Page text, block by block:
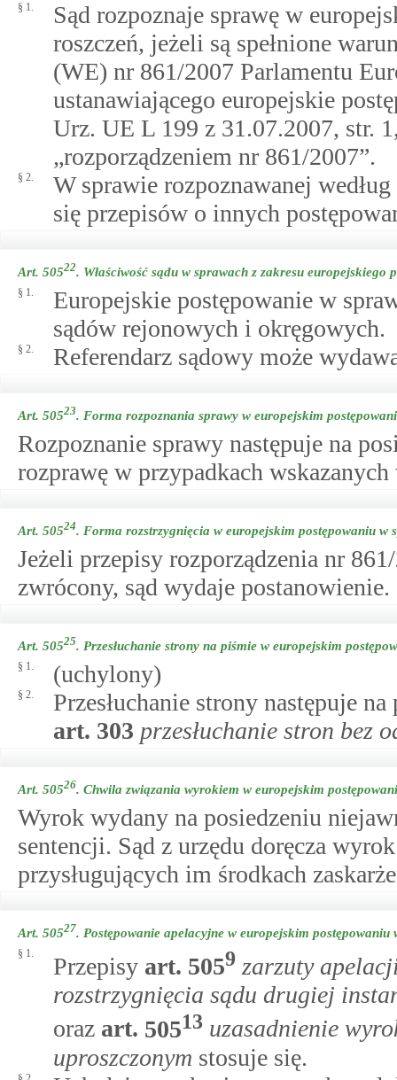
§ 1.
Sąd rozpoznaje sprawę w
roszczeń, jeżeli są spełnione
(WE) nr 861/2007 Parlamentu
ustanawiającego europejskie
Urz. UE L 199 z 31.07.2007, str.
„rozporządzeniem nr 861/2007”.
§ 2.
W sprawie rozpoznawanej
się przepisów o innych
Art. 50522. Właściwość sądu w sprawach z zakresu
§ 1.
Europejskie postępowanie w
sądów rejonowych i okręgowych.
§ 2. Referendarz sądowy może
Art. 50523. Forma rozpoznania sprawy w europejskim
Rozpoznanie sprawy następuje na
rozprawę w przypadkach
Art. 50524. Forma rozstrzygnięcia w europejskim postępowaniu w
Jeżeli przepisy rozporządzenia nr
zwrócony, sąd wydaje postanowienie.
Art. 50525. Przesłuchanie strony na piśmie w europejskim
§ 1. (uchylony)
§ 2.
Przesłuchanie strony następuje
art. 303 przesłuchanie stron bez
Art. 50526. Chwila związania wyrokiem w europejskim
Wyrok wydany na posiedzeniu
sentencji. Sąd z urzędu doręcza
przysługujących im środkach
Art. 50527. Postępowanie apelacyjne w europejskim postępowaniu
§ 1. Przepisy art. 5059 zarzuty
rozstrzygnięcia sądu drugiej
oraz art. 50513 uzasadnienie
uproszczonym stosuje się.